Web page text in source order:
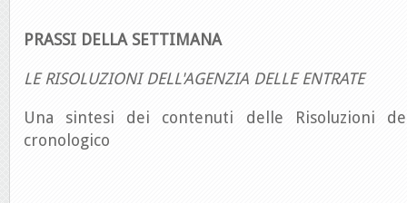
PRASSI DELLA SETTIMANA
LE RISOLUZIONI DELL'AGENZIA DELLE ENTRATE
Una sintesi dei contenuti delle Risoluzioni
cronologico